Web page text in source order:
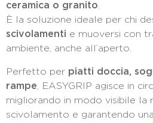
ceramica o granito.
È la soluzione ideale per chi
scivolamenti e muoversi con
ambiente, anche all’aperto.
Perfetto per piatti doccia,
rampe , EASYGRIP agisce in
migliorando in modo visibile la
scivolamento e garantendo una